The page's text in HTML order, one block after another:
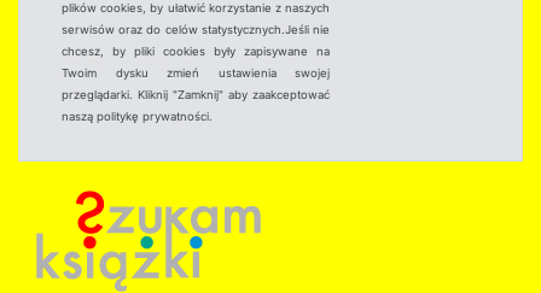
plików cookies, by ułatwić korzystanie z naszych
serwisów oraz do celów statystycznych.Jeśli nie
chcesz, by pliki cookies były zapisywane na
Twoim dysku zmień ustawienia swojej
przeglądarki. Kliknij "Zamknij" aby zaakceptować
naszą politykę prywatności.